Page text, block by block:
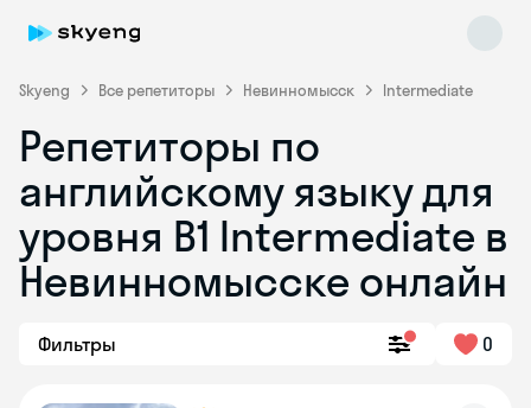
Skyeng Все репетиторы Невинномысск Intermediate
Репетиторы по
английскому языку для
уровня B1 Intermediate в
Невинномысске онлайн
Фильтры 0